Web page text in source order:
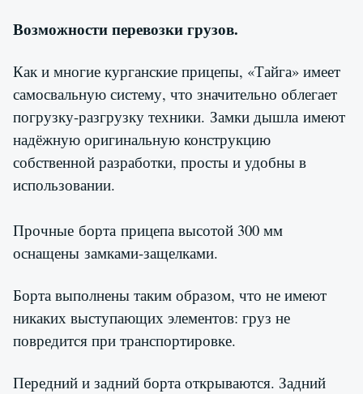
Возможности перевозки грузов.
Как и многие курганские прицепы, «Тайга» имеет
самосвальную систему, что значительно облегает
погрузку-разгрузку техники. Замки дышла имеют
надёжную оригинальную конструкцию
собственной разработки, просты и удобны в
использовании.
Прочные борта прицепа высотой 300 мм
оснащены замками-защелками.
Борта выполнены таким образом, что не имеют
никаких выступающих элементов: груз не
повредится при транспортировке.
Передний и задний борта открываются. Задний